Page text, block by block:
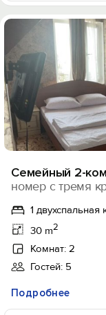
Семейный 2-
номер с тремя
1
30 m2
Комнат: 2
Гостей: 5
Подробнее